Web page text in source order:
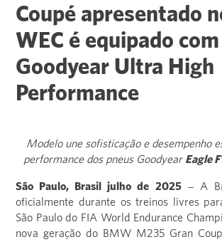
Coupé apresentado
WEC é equipado
Goodyear Ultra High
Performance
Modelo une sofisticação e desempenho
performance dos pneus Goodyear Eagle
São Paulo, Brasil julho de 2025– A
oficialmente durante os treinos livres
São Paulo do FIA World Endurance
nova geração do BMW M235 Gran